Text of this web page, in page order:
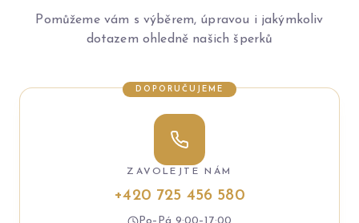
Pomůžeme vám s výběrem, úpravou i jakýmkoliv
dotazem ohledně našich šperků
DOPORUČUJEME
ZAVOLEJTE NÁM
+420 725 456 580